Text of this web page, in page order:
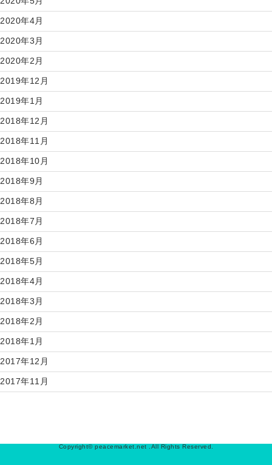
2020年4月
2020年3月
2020年2月
2019年12月
2019年1月
2018年12月
2018年11月
2018年10月
2018年9月
2018年8月
2018年7月
2018年6月
2018年5月
2018年4月
2018年3月
2018年2月
2018年1月
2017年12月
2017年11月
Copyright© peacemarket.net .All Rights Reserved.